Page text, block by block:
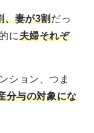
、妻が3割だっ
に夫婦それぞ
ション、つま
分与の対象にな